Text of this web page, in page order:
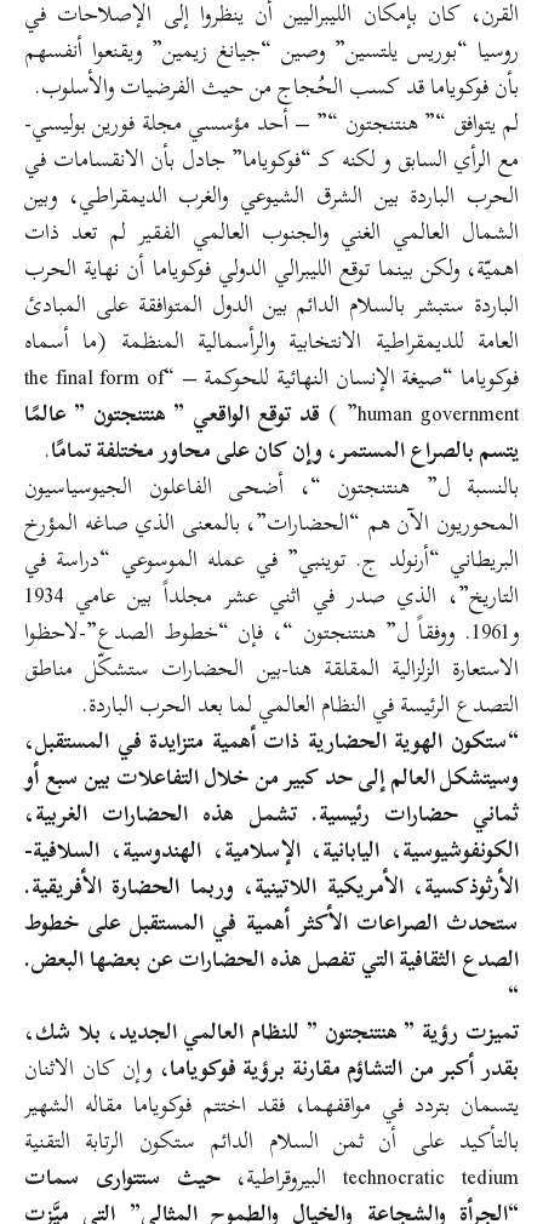
القرن، كان بإمكان الليبراليين أن ينظروا إلى الإصلاحات في
روسيا “بوريس يلتسين” وصين “جيانغ زيمين” ويقنعوا أنفسهم
بأن فوكوياما قد كسب الحُجاج من حيث الفرضيات والأسلوب.
لم يتوافق “” هنتنجتون “” – أحد مؤسسي مجلة فورين بوليسي-
مع الرأي السابق و لكنه كـ “فوكوياما” جادل بأن الانقسامات في
الحرب الباردة بين الشرق الشيوعي والغرب الديمقراطي، وبين
الشمال العالمي الغني والجنوب العالمي الفقير لم تعد ذات
اهميّة، ولكن بينما توقع الليبرالي الدولي فوكوياما أن نهاية الحرب
الباردة ستبشر بالسلام الدائم بين الدول المتوافقة على المبادئ
العامة للديمقراطية الانتخابية والرأسمالية المنظمة (ما أسماه
فوكوياما “صيغة الإنسان النهائية للحوكمة – “the final form of
human government” )
قد توقع الواقعي ” هنتنجتون ” عالمًا
يتسم بالصراع المستمر، وإن كان على محاور مختلفة تمامًا.
بالنسبة ل” هنتنجتون “، أضحى الفاعلون الجيوسياسيون
المحوريون الآن هم “الحضارات”، بالمعنى الذي صاغه المؤرخ
البريطاني “أرنولد ج. توينبي” في عمله الموسوعي “دراسة في
التاريخ”، الذي صدر في اثني عشر مجلداً بين عامي 1934
و1961. ووفقاً ل” هنتنجتون “، فإن “خطوط الصدع”-لاحظوا
الاستعارة الزلزالية المقلقة هنا-بين الحضارات ستشكّل مناطق
التصدع الرئيسة في النظام العالمي لما بعد الحرب الباردة.
“ستكون الهوية الحضارية ذات أهمية متزايدة في المستقبل،
وسيتشكل العالم إلى حد كبير من خلال التفاعلات بين سبع أو
ثماني حضارات رئيسية. تشمل هذه الحضارات الغربية،
الكونفوشيوسية، اليابانية، الإسلامية، الهندوسية، السلافية-
الأرثوذكسية، الأمريكية اللاتينية، وربما الحضارة الأفريقية.
ستحدث الصراعات الأكثر أهمية في المستقبل على خطوط
الصدع الثقافية التي تفصل هذه الحضارات عن بعضها البعض.
“
تميزت رؤية ” هنتنجتون ” للنظام العالمي الجديد، بلا شك،
بقدر أكبر من التشاؤم مقارنة برؤية فوكوياما، وإن كان الاثنان
يتسمان بتردد في مواقفهما، فقد اختتم فوكوياما مقاله الشهير
بالتأكيد على أن ثمن السلام الدائم ستكون الرتابة التقنية
technocratic tedium البيروقراطية،
حيث ستتوارى سمات
“الجرأة والشجاعة والخيال والطموح المثالي” التي ميَّزت